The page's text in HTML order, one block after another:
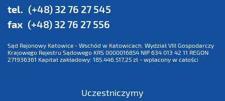
tel. (+48) 32 76 27 545
fax (+48) 32 76 27 556
Sąd Rejonowy Katowice - Wschód w Katowicach. Wydział VIII Gospodarczy
Krajowego Rejestru Sądowego KRS 0000016854 NIP 634 013 42 11 REGON
271936361 Kapitał zakładowy: 185.446.517,25 zł - wpłacony w całości
Uczestniczymy